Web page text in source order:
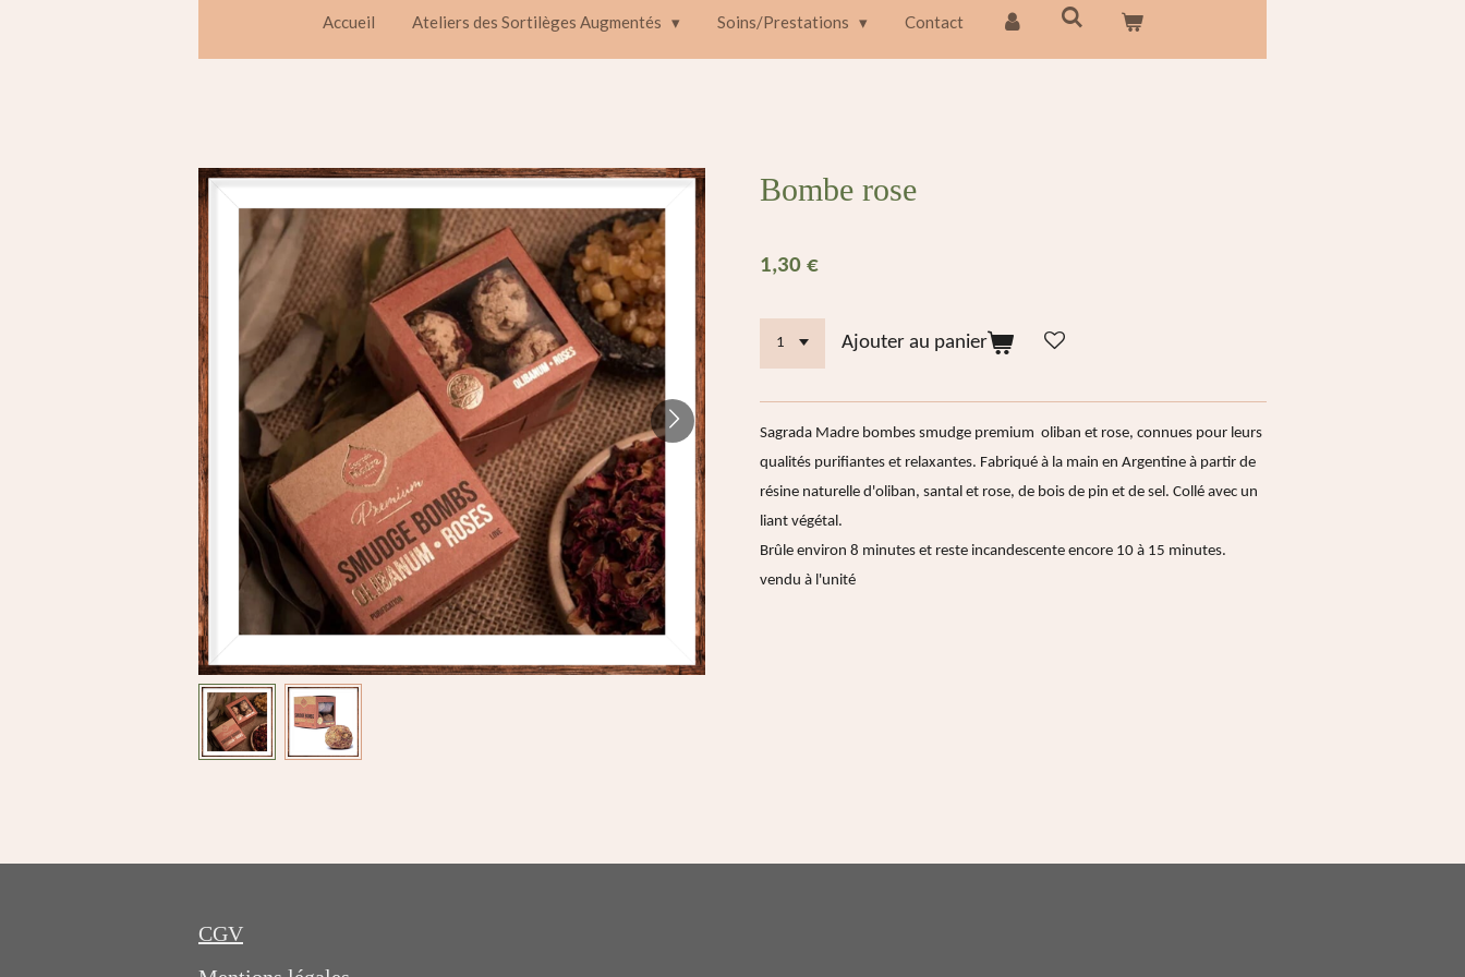
Accueil Ateliers des Sortilèges Augmentés Soins/Prestations Contact
Bombe rose
1,30 €
Ajouter au panier
Sagrada Madre bombes smudge premium oliban et rose, connues pour leurs
qualités purifiantes et relaxantes. Fabriqué à la main en Argentine à partir de
résine naturelle d'oliban, santal et rose, de bois de pin et de sel. Collé avec un
liant végétal.
Brûle environ 8 minutes et reste incandescente encore 10 à 15 minutes.
vendu à l'unité
CGV